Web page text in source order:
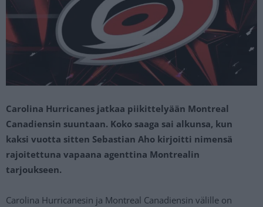
Carolina Hurricanes jatkaa piikittelyään Montreal
Canadiensin suuntaan. Koko saaga sai alkunsa, kun
kaksi vuotta sitten Sebastian Aho kirjoitti nimensä
rajoitettuna vapaana agenttina Montrealin
tarjoukseen.
Carolina Hurricanesin ja Montreal Canadiensin välille on